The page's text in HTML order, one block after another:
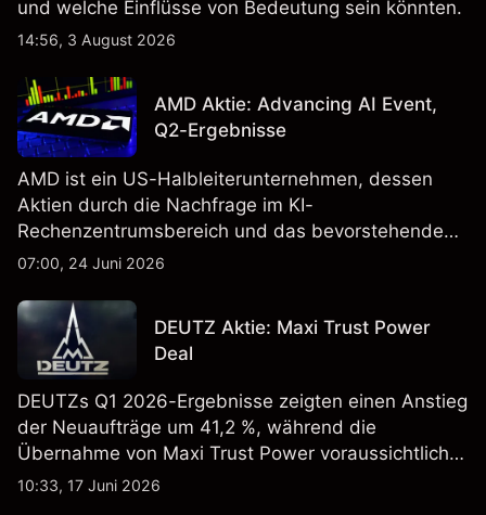
und welche Einflüsse von Bedeutung sein könnten.
14:56, 3 August 2026
AMD Aktie: Advancing AI Event,
Q2-Ergebnisse
AMD ist ein US-Halbleiterunternehmen, dessen
Aktien durch die Nachfrage im KI-
Rechenzentrumsbereich und das bevorstehende
„Advancing AI 2026"-Event im Juli Aufmerksamkeit
Vergangenheit ist kein verlässlicher Indikator für
zukünftige Ergebnisse.
07:00, 24 Juni 2026
DEUTZ Aktie: Maxi Trust Power
Deal
DEUTZs Q1 2026-Ergebnisse zeigten einen Anstieg
der Neuaufträge um 41,2 %, während die
Übernahme von Maxi Trust Power voraussichtlich
40 Mio. € zum Umsatz von DEUTZ Energy
10:33, 17 Juni 2026